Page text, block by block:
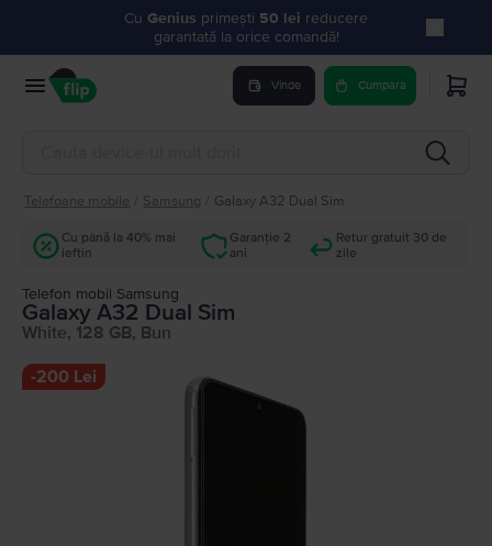
Cu Genius primești 50 lei reducere
garantată la orice comandă!
Vinde Cumpara
Telefoane mobile Samsung Galaxy A32 Dual Sim
Cu până la 40% mai
ieftin
Garanție 2
ani
Retur gratuit 30 de
zile
Telefon mobil Samsung
Galaxy A32 Dual Sim
White, 128 GB, Bun
-200 Lei